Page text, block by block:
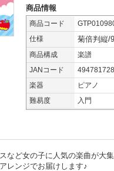
商品情報
商品コード
仕様
菊倍判縦/
商品構成
楽譜
JANコード
楽器
ピアノ
難易度
入門
など女の子に人気の楽曲が大集
レンジでお届けします♪